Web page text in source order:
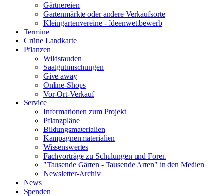
Gärtnereien
Gartenmärkte oder andere Verkaufsorte
Kleingartenvereine - Ideenwettbewerb
Termine
Grüne Landkarte
Pflanzen
Wildstauden
Saatgutmischungen
Give away
Online-Shops
Vor-Ort-Verkauf
Service
Informationen zum Projekt
Pflanzpläne
Bildungsmaterialien
Kampagnenmaterialien
Wissenswertes
Fachvorträge zu Schulungen und Foren
"Tausende Gärten - Tausende Arten" in den Medien
Newsletter-Archiv
News
Spenden